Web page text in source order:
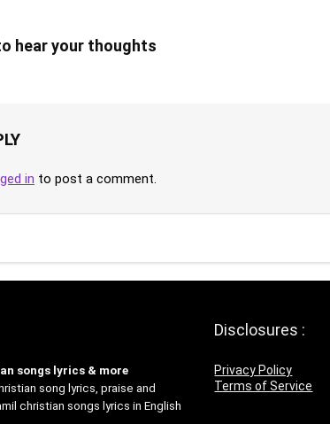
hear your thoughts
in to post a comment.
songs lyrics & more
song lyrics, praise and
christian songs lyrics in English
Disclosures :
Privacy Policy
Terms of Service